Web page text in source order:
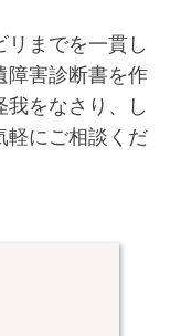
リまでを一貫し
障害診断書を作
我をなさり、し
軽にご相談くだ